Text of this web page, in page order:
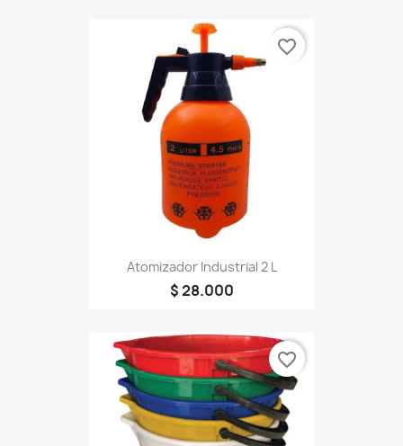
Atomizador Industrial 2 L
$ 28.000
favorite_border
favorite_border